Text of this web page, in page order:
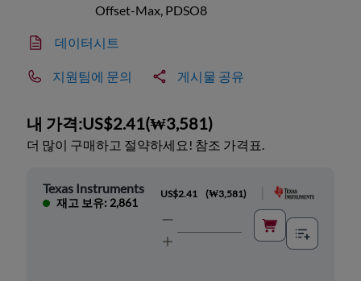
Offset-Max, PDSO8
데이터시트
지원팀에 문의 게시물 공유
내 가격:US$2.41(₩3,581)
더 많이 구매하고 절약하세요! 참조 가격표.
Texas Instruments
재고 보유: 2,861
US$2.41 (₩3,581)